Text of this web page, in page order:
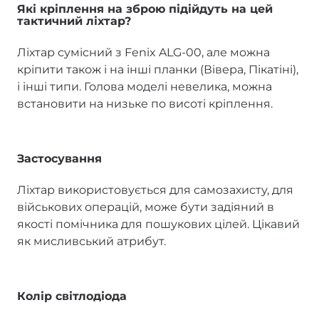
Які кріплення на зброю підійдуть на цей
тактичний ліхтар?
Ліхтар сумісний з Fenix ALG-00, але можна
кріпити також і на інші планки (Вівера, Пікатіні),
і інші типи. Голова моделі невелика, можна
встановити на низьке по висоті кріплення.
Застосування
Ліхтар використовується для самозахисту, для
військових операцій, може бути задіяний в
якості помічника для пошукових цілей. Цікавий
як мисливський атрибут.
Колір світлодіода